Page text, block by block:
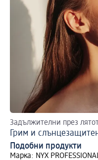
Задължителни през
Грим и
Подобни продукти
Марка: NYX